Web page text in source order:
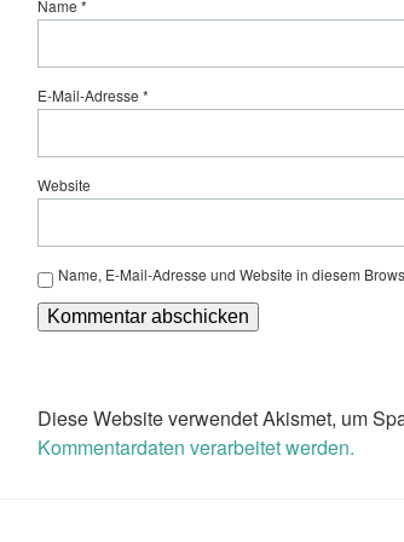
Name *
E-Mail-Adresse *
Website
Name, E-Mail-Adresse und Website in diesem
Diese Website verwendet Akismet, um
Kommentardaten verarbeitet werden.